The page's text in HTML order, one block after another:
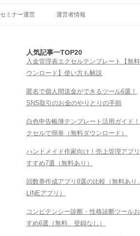
セミナー運営 運営者情報
人気記事一TOP20
入金管理表エクセルテンプレート【無
ウンロード】使い方も解説
匿名で個人間送金ができるツール6選！
SNS取引のお金のやりとりの手順
白色申告帳簿テンプレート活用ガイド
クセルで簡単（無料ダウンロード）
ハンドメイド作家向け！売上管理アプ
すすめ7選（無料あり）
回数券作成アプリ8選の比較（無料あり、
LINEアプリ）
コンピテンシー診断・性格診断ツール
すめ6選（無料、登録なし）